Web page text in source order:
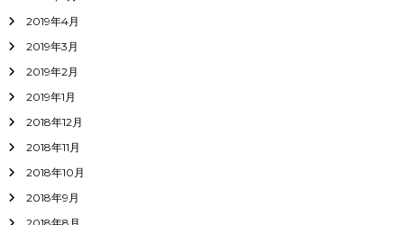
2019年4月
2019年3月
2019年2月
2019年1月
2018年12月
2018年11月
2018年10月
2018年9月